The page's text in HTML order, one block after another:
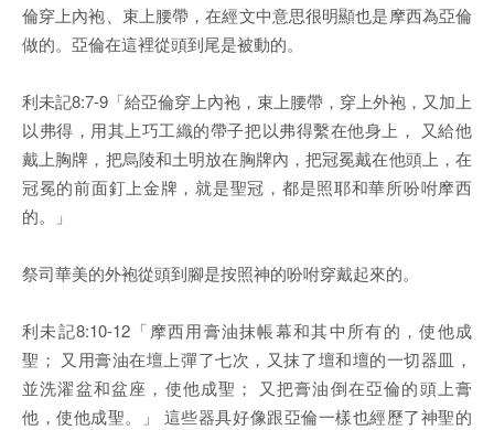
倫穿上內袍、束上腰帶，在經文中意思很明顯也是摩西為亞倫
做的。亞倫在這裡從頭到尾是被動的。
利未記8:7-9「給亞倫穿上內袍，束上腰帶，穿上外袍，又加上
以弗得，用其上巧工織的帶子把以弗得繫在他身上， 又給他
戴上胸牌，把烏陵和土明放在胸牌內，把冠冕戴在他頭上，在
冠冕的前面釘上金牌，就是聖冠，都是照耶和華所吩咐摩西
的。」
祭司華美的外袍從頭到腳是按照神的吩咐穿戴起來的。
利未記8:10-12「摩西用膏油抹帳幕和其中所有的，使他成
聖； 又用膏油在壇上彈了七次，又抹了壇和壇的一切器皿，
並洗濯盆和盆座，使他成聖； 又把膏油倒在亞倫的頭上膏
他，使他成聖。」 這些器具好像跟亞倫一樣也經歷了神聖的